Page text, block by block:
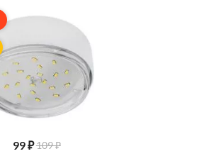
99₽109 ₽